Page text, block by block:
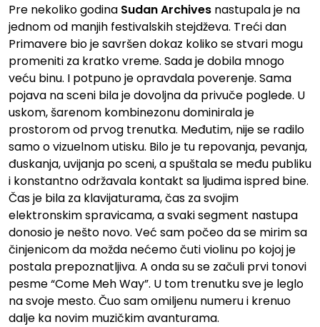
Pre nekoliko godina Sudan Archives nastupala je na
jednom od manjih festivalskih stejdževa. Treći dan
Primavere bio je savršen dokaz koliko se stvari mogu
promeniti za kratko vreme. Sada je dobila mnogo
veću binu. I potpuno je opravdala poverenje. Sama
pojava na sceni bila je dovoljna da privuče poglede. U
uskom, šarenom kombinezonu dominirala je
prostorom od prvog trenutka. Međutim, nije se radilo
samo o vizuelnom utisku. Bilo je tu repovanja, pevanja,
đuskanja, uvijanja po sceni, a spuštala se među publiku
i konstantno održavala kontakt sa ljudima ispred bine.
Čas je bila za klavijaturama, čas za svojim
elektronskim spravicama, a svaki segment nastupa
donosio je nešto novo. Već sam počeo da se mirim sa
činjenicom da možda nećemo čuti violinu po kojoj je
postala prepoznatljiva. A onda su se začuli prvi tonovi
pesme “Come Meh Way”. U tom trenutku sve je leglo
na svoje mesto. Čuo sam omiljenu numeru i krenuo
dalje ka novim muzičkim avanturama.